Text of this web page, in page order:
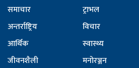
समाचार
अन्तर्राष्ट्रिय
आर्थिक
जीवनशैली
ट्राभल
विचार
स्वास्थ्य
मनोरञ्जन